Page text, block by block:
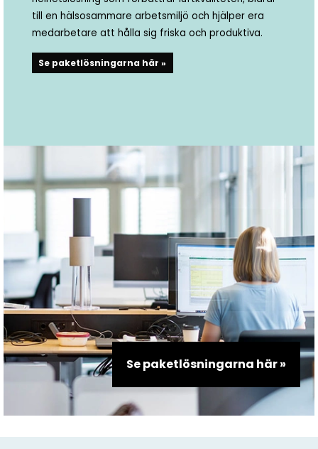
till en hälsosammare arbetsmiljö och hjälper era
medarbetare att hålla sig friska och produktiva.
Se paketlösningarna här »
Se paketlösningarna här »